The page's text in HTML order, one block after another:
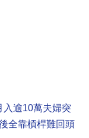
入逾10萬夫婦突
全靠槓桿難回頭